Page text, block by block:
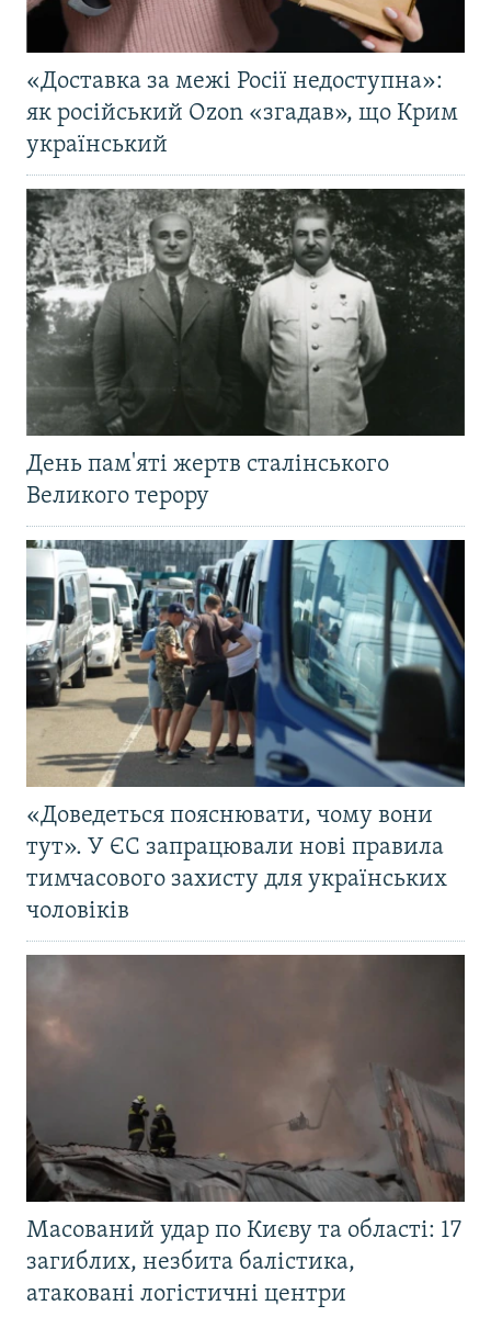
«Доставка за межі Росії недоступна»:
як російський Ozon «згадав», що Крим
український
День пам'яті жертв сталінського
Великого терору
«Доведеться пояснювати, чому вони
тут». У ЄС запрацювали нові правила
тимчасового захисту для українських
чоловіків
Масований удар по Києву та області: 17
загиблих, незбита балістика,
атаковані логістичні центри